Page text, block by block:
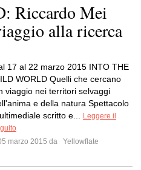
Riccardo Mei
alla ricerca
17 al 22 marzo 2015 INTO THE
WORLD Quelli che cercano
viaggio nei territori selvaggi
e della natura Spettacolo
scritto e...
Leggere il
05 marzo 2015 da
Yellowflate